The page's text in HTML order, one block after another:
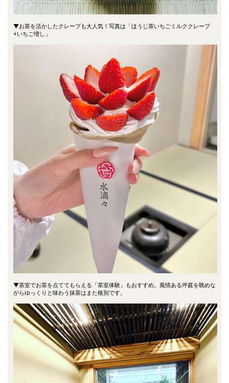
▼お茶を活かしたクレープも大人気！写真は「ほうじ茶いちごミルククレープ
+いちご増し」
▼茶室でお茶を点ててもらえる「茶室体験」もおすすめ。風情ある坪庭を眺めな
がらゆっくりと味わう抹茶はまた格別です。